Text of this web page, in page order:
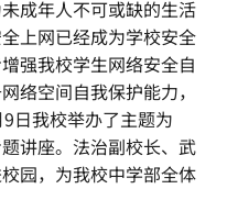
成年人不可或缺的生活
上网已经成为学校安全
强我校学生网络安全自
络空间自我保护能力，
日我校举办了主题为
讲座。法治副校长、武
园，为我校中学部全体